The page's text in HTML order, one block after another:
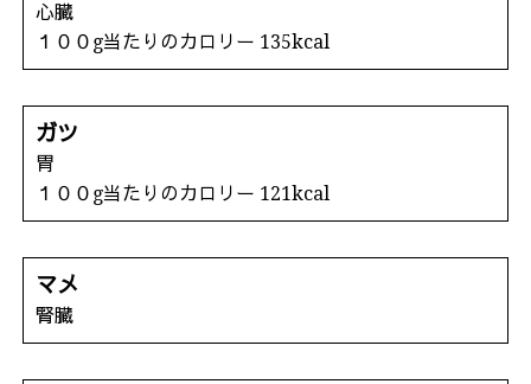
心臓
１００g当たりのカロリー 135kcal
ガツ
胃
１００g当たりのカロリー 121kcal
マメ
腎臓